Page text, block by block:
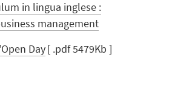
in lingua inglese :
management
Day[ .pdf 5479Kb ]